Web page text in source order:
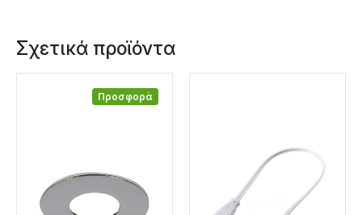
Σχετικά προϊόντα
Προσφορά